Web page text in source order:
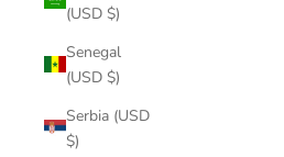
(USD $)
Senegal
(USD $)
Serbia (USD
$)